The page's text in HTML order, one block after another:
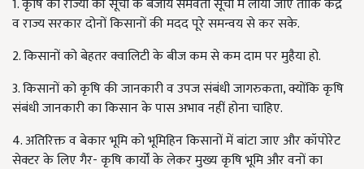
1. कृषि को राज्यों की सूची के बजाय समवर्ती सूची में लाया जाए ताकि केंद्र
व राज्य सरकार दोनों किसानों की मदद पूरे समन्वय से कर सके.
2. किसानों को बेहतर क्वालिटी के बीज कम से कम दाम पर मुहैया हो.
3. किसानों को कृषि की जानकारी व उपज संबंधी जागरुकता, क्योंकि कृषि
संबंधी जानकारी का किसान के पास अभाव नहीं होना चाहिए.
4. अतिरिक्त व बेकार भूमि को भूमिहिन किसानों में बांटा जाए और कॉपोरेट
सेक्टर के लिए गैर- कृषि कार्यों के लेकर मुख्य कृषि भूमि और वनों का